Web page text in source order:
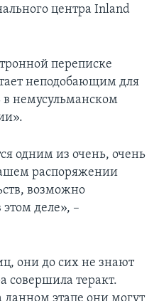
центра Inland
переписке
неподобающим для
в немусульманском
одним из очень, очень
распоряжении
возможно
деле», –
они до сих не знают
совершила теракт.